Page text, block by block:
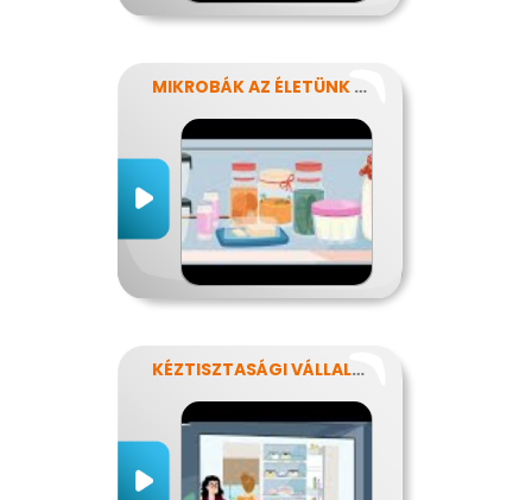
MIKROBÁK AZ ÉLETÜNK SZÁMOS TERÜLETÉN
KÉZTISZTASÁGI VÁLLALAT